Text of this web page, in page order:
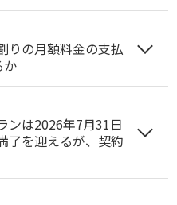
りの月額料金の支払
か
ンは2026年7月31日
了を迎えるが、契約